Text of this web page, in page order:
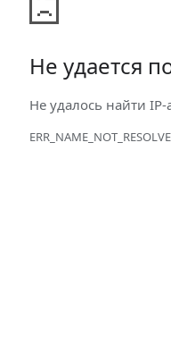
Не удается
Не удалось найти IP-